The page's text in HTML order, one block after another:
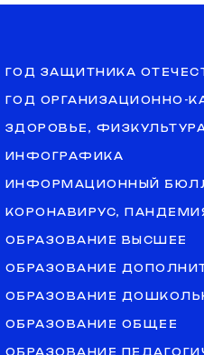
ГОД ЗАЩИТНИКА
ГОД ОРГАНИЗАЦИОННО-
ЗДОРОВЬЕ,
ИНФОГРАФИКА
ИНФОРМАЦИОННЫЙ
КОРОНАВИРУС,
ОБРАЗОВАНИЕ ВЫСШЕЕ
ОБРАЗОВАНИЕ
ОБРАЗОВАНИЕ
ОБРАЗОВАНИЕ ОБЩЕЕ
ОБРАЗОВАНИЕ